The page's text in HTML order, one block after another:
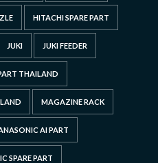
HITACHI SPARE PART
JUKI JUKI FEEDER
THAILAND
MAGAZINE RACK
AI PART
SPARE PART